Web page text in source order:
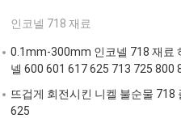
인코넬 718 재료
0.1mm-300mm 인코넬 718 재료
넬 600 601 617 625 713 725 800
뜨겁게 회전시킨 니켈 불순물 718
625